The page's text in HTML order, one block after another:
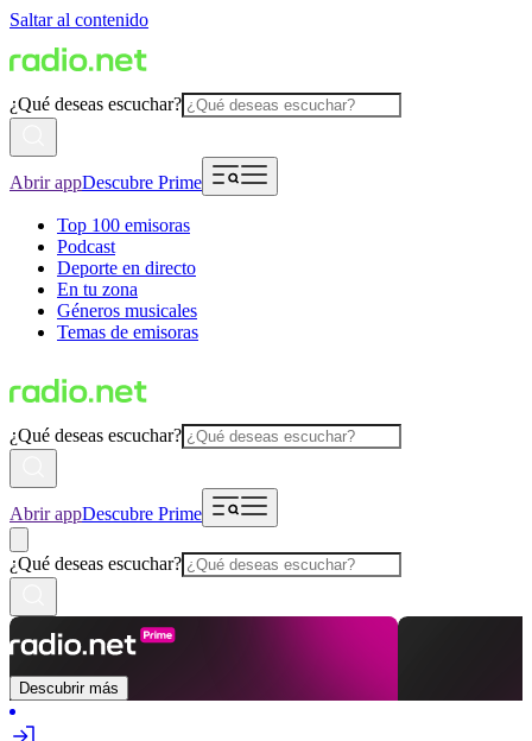
Saltar al contenido
¿Qué deseas escuchar?
Abrir appDescubre Prime
Top 100 emisoras
Podcast
Deporte en directo
En tu zona
Géneros musicales
Temas de emisoras
¿Qué deseas escuchar?
Abrir appDescubre Prime
¿Qué deseas escuchar?
Descubrir más